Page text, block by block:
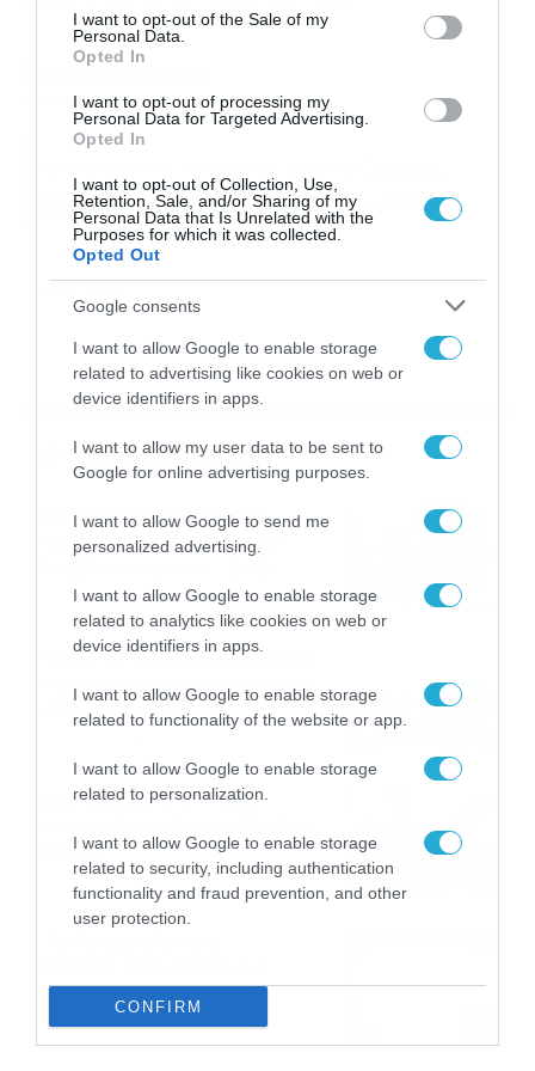
consent section.
I want to opt-out of the Sale of my
Personal Data.
Opted In
I want to opt-out of processing my
Personal Data for Targeted Advertising.
Opted In
I want to opt-out of Collection, Use,
Retention, Sale, and/or Sharing of my
Personal Data that Is Unrelated with the
Purposes for which it was collected.
Opted Out
Google consents
I want to allow Google to enable storage
related to advertising like cookies on web or
device identifiers in apps.
I want to allow my user data to be sent to
Google for online advertising purposes.
I want to allow Google to send me
personalized advertising.
I want to allow Google to enable storage
related to analytics like cookies on web or
device identifiers in apps.
I want to allow Google to enable storage
related to functionality of the website or app.
I want to allow Google to enable storage
related to personalization.
I want to allow Google to enable storage
related to security, including authentication
functionality and fraud prevention, and other
user protection.
CONFIRM
Περισσότερα
Newsγια όλες τις τελευταίες ειδήσεις
Ροή Ειδήσεων
Καιρός 6-8: Ανεβαίνει η
θερμοκρασία, 40άρια το
06/08/2026 22:00
ΠΑΟΚ-Άντερλεχτ με σούπερ
προσφορά* και ενισχυμένες
αποδόσεις από
το Pamestoixima.gr
Εορτολόγιο 6-8: Ποιοι
Πολλά…
καλύτερες μουσικές
αναμνήσεις
05/08/2026 21:23